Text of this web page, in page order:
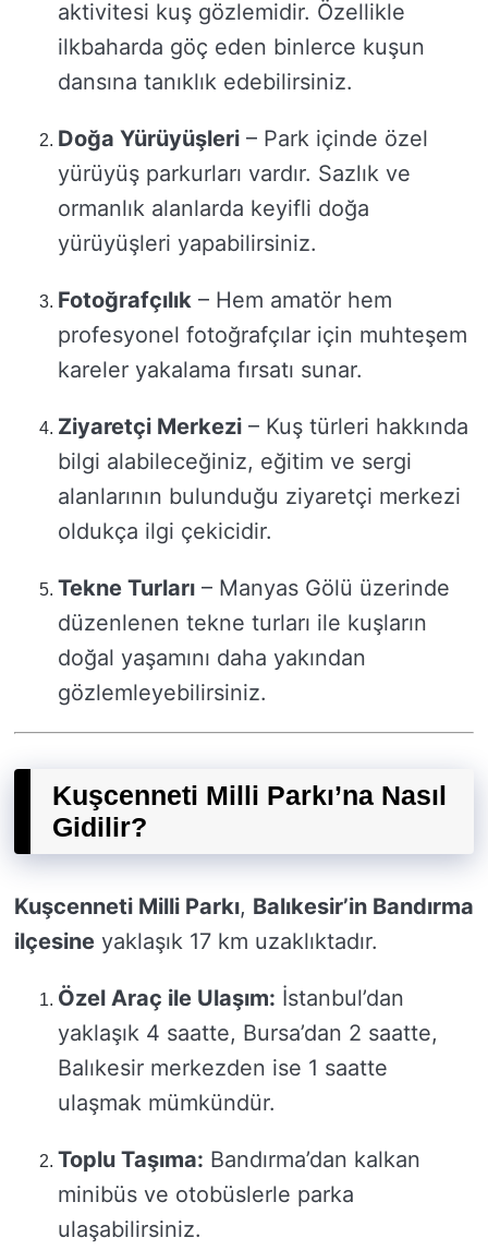
aktivitesi kuş gözlemidir. Özellikle
ilkbaharda göç eden binlerce kuşun
dansına tanıklık edebilirsiniz.
Doğa Yürüyüşleri – Park içinde özel
yürüyüş parkurları vardır. Sazlık ve
ormanlık alanlarda keyifli doğa
yürüyüşleri yapabilirsiniz.
Fotoğrafçılık – Hem amatör hem
profesyonel fotoğrafçılar için muhteşem
kareler yakalama fırsatı sunar.
Ziyaretçi Merkezi – Kuş türleri hakkında
bilgi alabileceğiniz, eğitim ve sergi
alanlarının bulunduğu ziyaretçi merkezi
oldukça ilgi çekicidir.
Tekne Turları – Manyas Gölü üzerinde
düzenlenen tekne turları ile kuşların
doğal yaşamını daha yakından
gözlemleyebilirsiniz.
Kuşcenneti Milli Parkı’na Nasıl
Gidilir?
Kuşcenneti Milli Parkı, Balıkesir’in Bandırma
ilçesine yaklaşık 17 km uzaklıktadır.
Özel Araç ile Ulaşım: İstanbul’dan
yaklaşık 4 saatte, Bursa’dan 2 saatte,
Balıkesir merkezden ise 1 saatte
ulaşmak mümkündür.
Toplu Taşıma: Bandırma’dan kalkan
minibüs ve otobüslerle parka
ulaşabilirsiniz.